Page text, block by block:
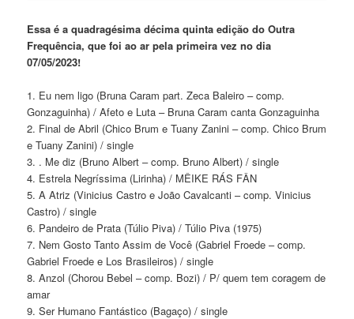
Essa é a quadragésima décima quinta edição do Outra
Frequência, que foi ao ar pela primeira vez no dia
07/05/2023!
1. Eu nem ligo (Bruna Caram part. Zeca Baleiro – comp.
Gonzaguinha) / Afeto e Luta – Bruna Caram canta Gonzaguinha
2. Final de Abril (Chico Brum e Tuany Zanini – comp. Chico Brum
e Tuany Zanini) / single
3. . Me diz (Bruno Albert – comp. Bruno Albert) / single
4. Estrela Negríssima (Lirinha) / MÊIKE RÁS FÂN
5. A Atriz (Vinicius Castro e João Cavalcanti – comp. Vinicius
Castro) / single
6. Pandeiro de Prata (Túlio Piva) / Túlio Piva (1975)
7. Nem Gosto Tanto Assim de Você (Gabriel Froede – comp.
Gabriel Froede e Los Brasileiros) / single
8. Anzol (Chorou Bebel – comp. Bozi) / P/ quem tem coragem de
amar
9. Ser Humano Fantástico (Bagaço) / single